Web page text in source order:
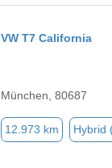
VW T7 California
München, 80687
12.973 km Hybrid